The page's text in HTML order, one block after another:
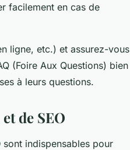
facilement en cas de
ligne, etc.) et assurez-vous
(Foire Aux Questions) bien
à leurs questions.
de SEO
sont indispensables pour